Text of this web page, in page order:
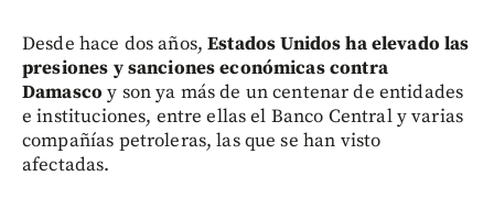
Desde hace dos años, Estados Unidos ha elevado las
presiones y sanciones económicas contra
Damasco y son ya más de un centenar de entidades
e instituciones, entre ellas el Banco Central y varias
compañías petroleras, las que se han visto
afectadas.